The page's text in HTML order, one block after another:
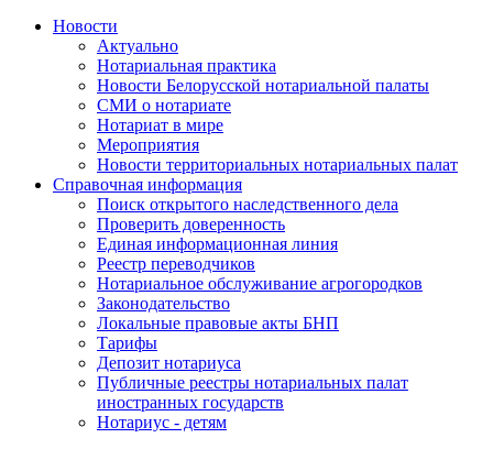
Новости
Актуально
Нотариальная практика
Новости Белорусской нотариальной палаты
СМИ о нотариате
Нотариат в мире
Мероприятия
Новости территориальных нотариальных палат
Справочная информация
Поиск открытого наследственного дела
Проверить доверенность
Единая информационная линия
Реестр переводчиков
Нотариальное обслуживание агрогородков
Законодательство
Локальные правовые акты БНП
Тарифы
Депозит нотариуса
Публичные реестры нотариальных палат
иностранных государств
Нотариус - детям